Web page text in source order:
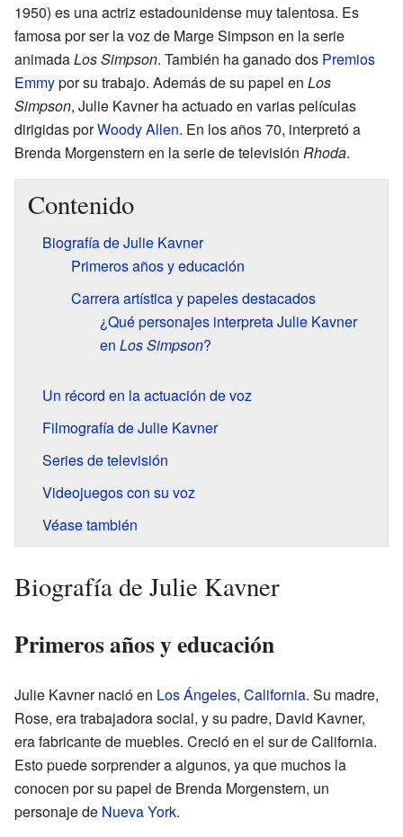
1950) es una actriz estadounidense muy talentosa. Es
famosa por ser la voz de Marge Simpson en la serie
animadaLos Simpson. También ha ganado dos Premios
Emmypor su trabajo. Además de su papel en Los
Simpson, Julie Kavner ha actuado en varias películas
dirigidas porWoody Allen. En los años 70, interpretó a
Brenda Morgenstern en la serie de televisión Rhoda.
Contenido
Biografía de Julie Kavner
Primeros años y educación
Carrera artística y papeles destacados
¿Qué personajes interpreta Julie Kavner
en Los Simpson?
Un récord en la actuación de voz
Filmografía de Julie Kavner
Series de televisión
Videojuegos con su voz
Véase también
Biografía de Julie Kavner
Primeros años y educación
Julie Kavner nació en Los Ángeles, California. Su madre,
Rose, era trabajadora social, y su padre, David Kavner,
era fabricante de muebles. Creció en el sur de California.
Esto puede sorprender a algunos, ya que muchos la
conocen por su papel de Brenda Morgenstern, un
personaje de Nueva York.